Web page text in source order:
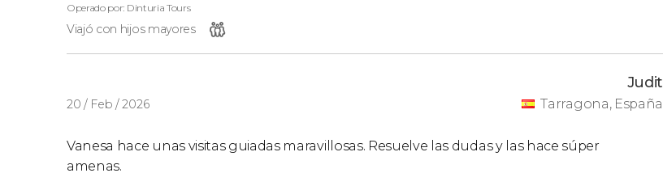
Operado por: Dinturia Tours
Viajó con hijos mayores
20 / Feb / 2026
Judit
Tarragona, España
Vanesa hace unas visitas guiadas maravillosas. Resuelve las dudas y las hace súper
amenas.